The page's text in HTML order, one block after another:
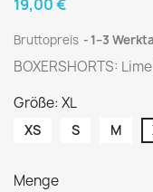
19,00 €
Bruttopreis 1–3
BOXERSHORTS:
Größe: XL
XS S M
Menge